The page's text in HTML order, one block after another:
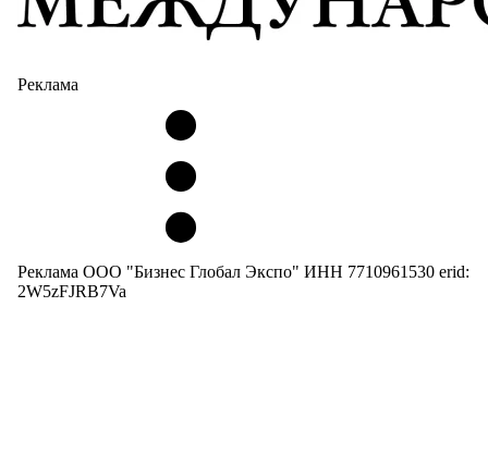
Реклама
Реклама ООО "Бизнес Глобал Экспо" ИНН 7710961530 erid:
2W5zFJRB7Va